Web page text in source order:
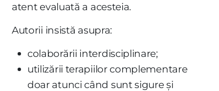
atent evaluată a acesteia.
Autorii insistă asupra:
colaborării interdisciplinare;
utilizării terapiilor complementare
doar atunci când sunt sigure și